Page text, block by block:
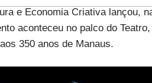
e Economia Criativa lançou,
aconteceu no palco do
350 anos de Manaus.